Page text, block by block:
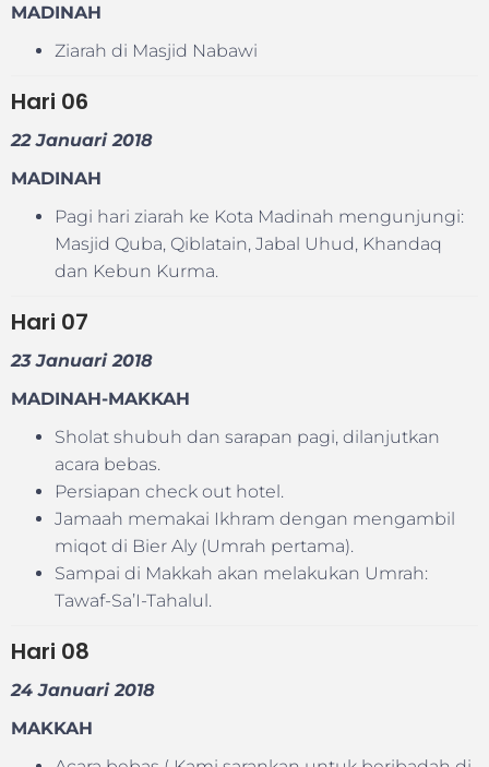
MADINAH
Ziarah di Masjid Nabawi
Hari 06
22 Januari 2018
MADINAH
Pagi hari ziarah ke Kota Madinah mengunjungi:
Masjid Quba, Qiblatain, Jabal Uhud, Khandaq
dan Kebun Kurma.
Hari 07
23 Januari 2018
MADINAH-MAKKAH
Sholat shubuh dan sarapan pagi, dilanjutkan
acara bebas.
Persiapan check out hotel.
Jamaah memakai Ikhram dengan mengambil
miqot di Bier Aly (Umrah pertama).
Sampai di Makkah akan melakukan Umrah:
Tawaf-Sa’I-Tahalul.
Hari 08
24 Januari 2018
MAKKAH